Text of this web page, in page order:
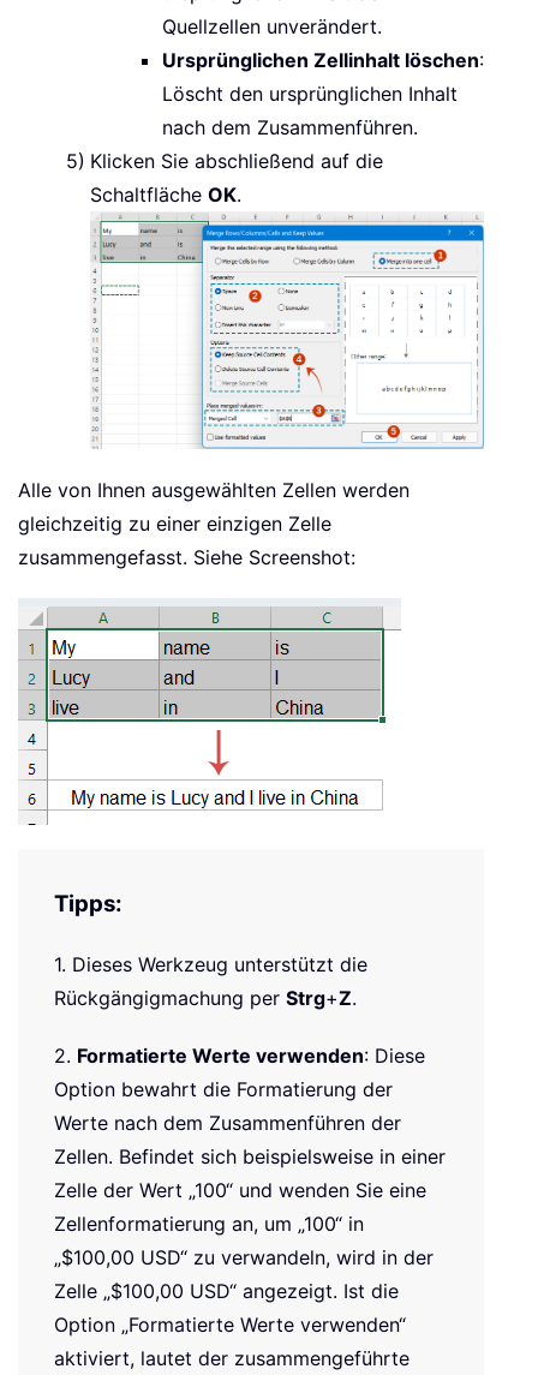
Quellzellen unverändert.
Ursprünglichen Zellinhalt löschen:
Löscht den ursprünglichen Inhalt
nach dem Zusammenführen.
Klicken Sie abschließend auf die
Schaltfläche OK.
Alle von Ihnen ausgewählten Zellen werden
gleichzeitig zu einer einzigen Zelle
zusammengefasst. Siehe Screenshot:
Tipps:
1. Dieses Werkzeug unterstützt die
Rückgängigmachung per Strg+Z.
2. Formatierte Werte verwenden: Diese
Option bewahrt die Formatierung der
Werte nach dem Zusammenführen der
Zellen. Befindet sich beispielsweise in einer
Zelle der Wert „100“ und wenden Sie eine
Zellenformatierung an, um „100“ in
„$100,00 USD“ zu verwandeln, wird in der
Zelle „$100,00 USD“ angezeigt. Ist die
Option „Formatierte Werte verwenden“
aktiviert, lautet der zusammengeführte